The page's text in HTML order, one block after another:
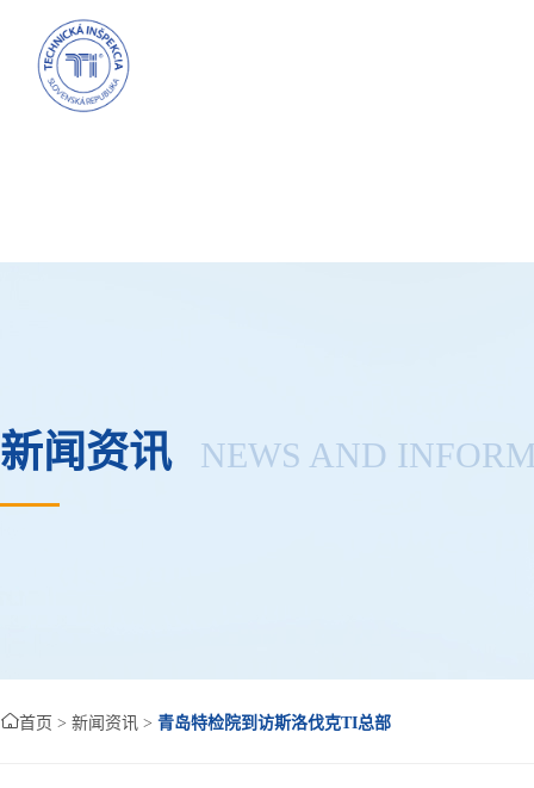
新闻资讯 NEWS AND
首页 > 新闻资讯 > 青岛特检院到访斯洛伐克TI总部